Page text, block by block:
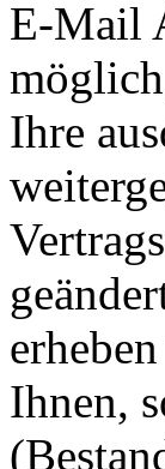
E-Mail
Ihre
Ihnen,